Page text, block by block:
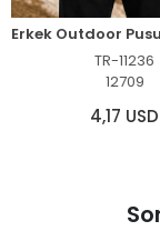
TR-11236
12709
4,17 USD